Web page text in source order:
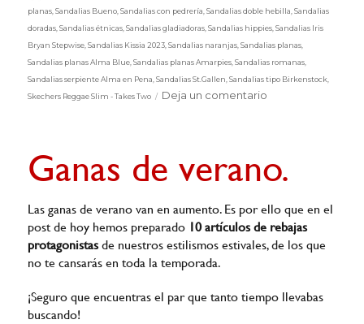
el
planas ,Sandalias Bueno ,Sandalias con pedrería ,Sandalias doble hebilla ,Sandalias
doradas ,Sandalias étnicas ,Sandalias gladiadoras ,Sandalias hippies ,Sandalias Iris
Bryan Stepwise ,Sandalias Kissia 2023 ,Sandalias naranjas ,Sandalias planas
Sandalias planas Alma Blue ,Sandalias planas Amarpies ,Sandalias romanas
Sandalias serpiente Alma en Pena ,Sandalias St.Gallen ,Sandalias tipo Birkenstock
Skechers Reggae Slim - Takes Two
Deja un comentario
Ganas de verano.
Las ganas de verano van en aumento. Es por ello que en el
post de hoy hemos preparado 10 artículos de rebajas
protagonistasde nuestros estilismos estivales, de los que
no te cansarás en toda la temporada.
¡Seguro que encuentras el par que tanto tiempo llevabas
buscando!